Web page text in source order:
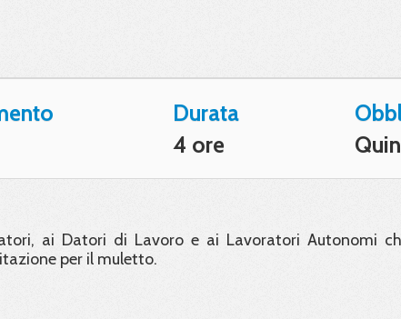
Durata
4 ore
ai Datori di Lavoro e ai Lavoratori Autonomi
per il muletto.